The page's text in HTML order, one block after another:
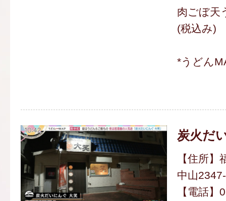
肉ごぼ天
(税込み)
*うどん
炭火だ
【住所
中山
【電話